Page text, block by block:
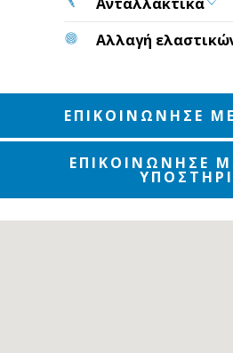
Αλλαγή
ΕΠΙΚΟΙΝΩΝΗΣΕ
ΕΠΙΚΟΙΝΩΝΗΣΕ